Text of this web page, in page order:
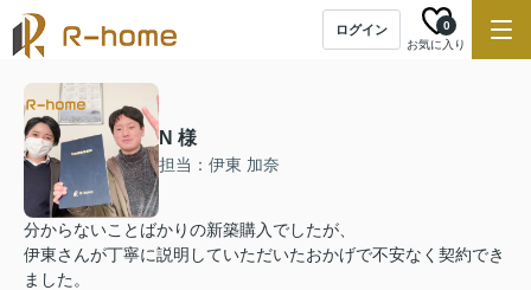
ログイン
お気に入り
0
N 様
担当：伊東 加奈
分からないことばかりの新築購入でしたが、
伊東さんが丁寧に説明していただいたおかげで不安なく契約でき
ました。